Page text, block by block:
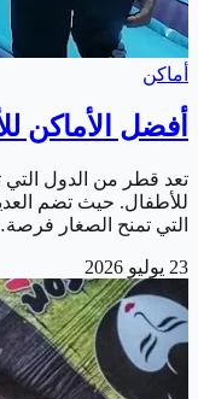
أماكن
أفضل الأماكن
تعد قطر من الدول التي
للأطفال. حيث تضم
التي تمنح الصغار
23 يوليو 2026